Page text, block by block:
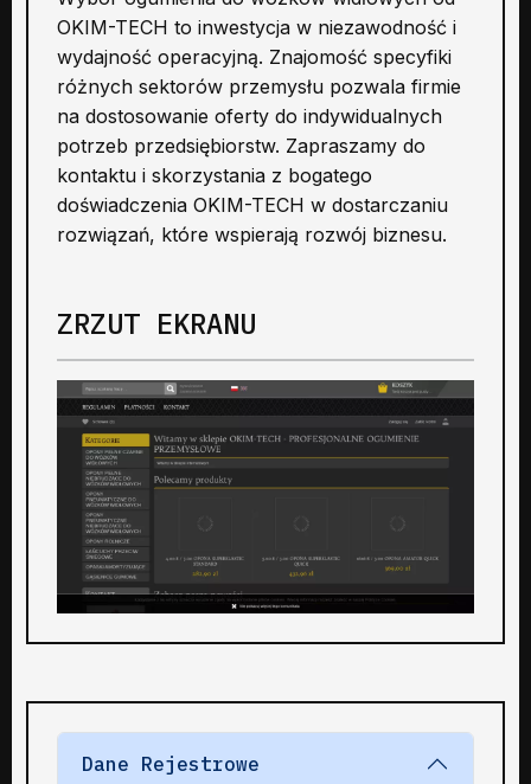
OKIM-TECH to inwestycja w niezawodność i
wydajność operacyjną. Znajomość specyfiki
różnych sektorów przemysłu pozwala firmie
na dostosowanie oferty do indywidualnych
potrzeb przedsiębiorstw. Zapraszamy do
kontaktu i skorzystania z bogatego
doświadczenia OKIM-TECH w dostarczaniu
rozwiązań, które wspierają rozwój biznesu.
ZRZUT EKRANU
Dane Rejestrowe